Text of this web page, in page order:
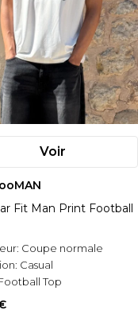
Voir
Fit Man Print Football
Coupe normale
Casual
Top